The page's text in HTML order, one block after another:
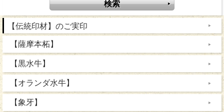
【伝統印材】のご実印
【薩摩本柘】
【黒水牛】
【オランダ水牛】
【象牙】